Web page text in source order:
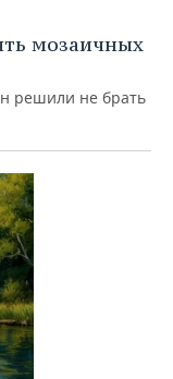
мозаичных
решили не брать